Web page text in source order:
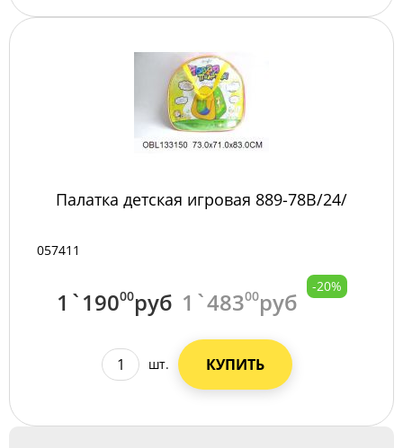
Палатка детская игровая 889-78B/24/
057411
1`19000руб 1`48300руб
-20%
шт. КУПИТЬ